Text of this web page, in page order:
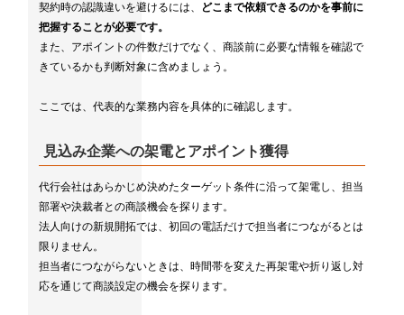
契約時の認識違いを避けるには、
どこまで依頼できるのかを事前に
把握することが必要です。
また、アポイントの件数だけでなく、商談前に必要な情報を確認で
きているかも判断対象に含めましょう。
ここでは、代表的な業務内容を具体的に確認します。
見込み企業への架電とアポイント獲得
代行会社はあらかじめ決めたターゲット条件に沿って架電し、担当
部署や決裁者との商談機会を探ります。
法人向けの新規開拓では、初回の電話だけで担当者につながるとは
限りません。
担当者につながらないときは、時間帯を変えた再架電や折り返し対
応を通じて商談設定の機会を探ります。